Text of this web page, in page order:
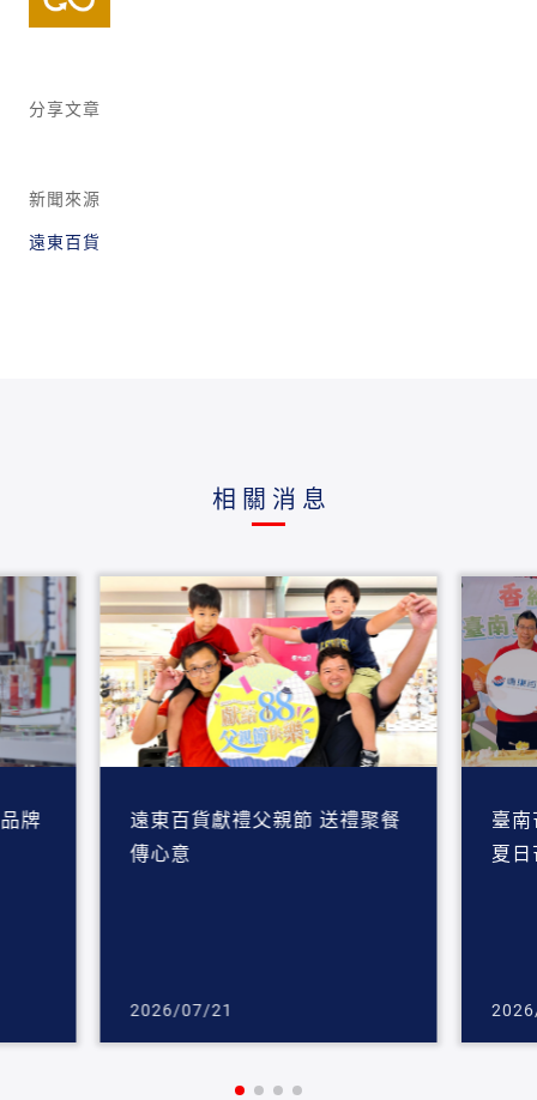
分享文章
新聞來源
遠東百貨
相關消息
牌
遠東百貨獻禮父親節 送禮聚餐
傳心意
2026/07/21
臺
夏